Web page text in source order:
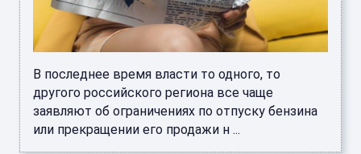
В последнее время власти то одного, то
другого российского региона все чаще
заявляют об ограничениях по отпуску бензина
или прекращении его продажи н ...